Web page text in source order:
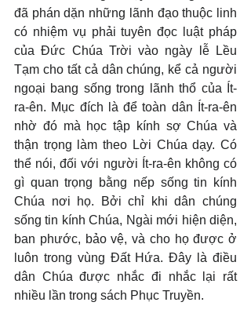
đã phán dặn những lãnh đạo thuộc linh
có nhiệm vụ phải tuyên đọc luật pháp
của Đức Chúa Trời vào ngày lễ Lều
Tạm cho tất cả dân chúng, kể cả người
ngoại bang sống trong lãnh thổ của Ít-
ra-ên. Mục đích là để toàn dân Ít-ra-ên
nhờ đó mà học tập kính sợ Chúa và
thận trọng làm theo Lời Chúa dạy. Có
thể nói, đối với người Ít-ra-ên không có
gì quan trọng bằng nếp sống tin kính
Chúa nơi họ. Bởi chỉ khi dân chúng
sống tin kính Chúa, Ngài mới hiện diện,
ban phước, bảo vệ, và cho họ được ở
luôn trong vùng Đất Hứa. Đây là điều
dân Chúa được nhắc đi nhắc lại rất
nhiều lần trong sách Phục Truyền.